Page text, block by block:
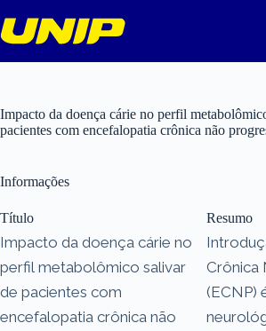
para
o
Impacto da doença cárie no perfil
pacientes com encefalopatia crônica não
Informações
Título
Impacto da doença cárie no
perfil metabolômico salivar
de pacientes com
encefalopatia crônica não
Resumo
Crônica
(ECNP)